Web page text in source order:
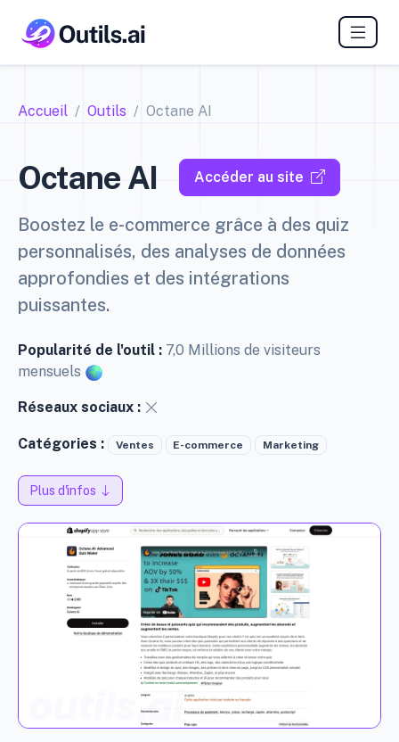
Accueil Outils Octane AI
Octane AI Accéder au site
Boostez le e-commerce grâce à des quiz
personnalisés, des analyses de données
approfondies et des intégrations
puissantes.
Popularité de l'outil : 7,0 Millions de visiteurs
mensuels
Réseaux sociaux :
Catégories : Ventes E-commerce Marketing
Plus d'infos